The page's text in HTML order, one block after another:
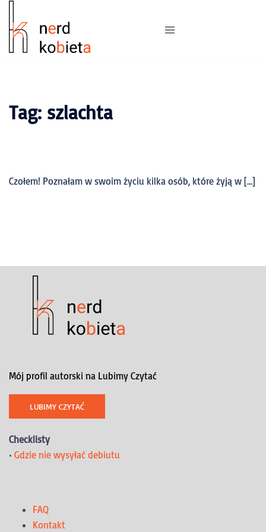
Tag: szlachta
Czołem! Poznałam w swoim życiu kilka osób, które żyją w […]
Mój profil autorski na Lubimy Czytać
LUBIMY CZYTAĆ
Checklisty
• Gdzie nie wysyłać debiutu
FAQ
Kontakt